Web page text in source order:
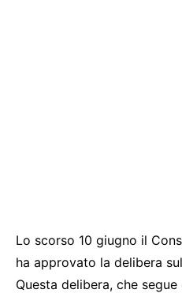
Lo scorso 10 giugno il
ha approvato la delibera
Questa delibera, che